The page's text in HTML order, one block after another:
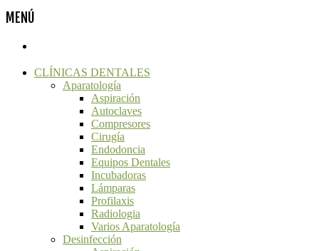
MENÚ
CLÍNICAS DENTALES
Aparatología
Aspiración
Autoclaves
Compresores
Cirugía
Endodoncia
Equipos Dentales
Incubadoras
Lámparas
Profilaxis
Radiologia
Varios Aparatología
Desinfección